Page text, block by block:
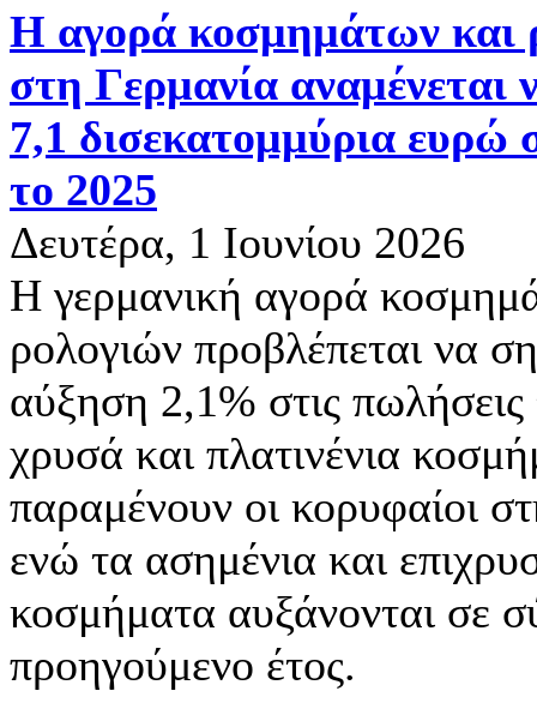
Η αγορά κοσμημάτων και
στη Γερμανία αναμένεται
7,1 δισεκατομμύρια ευρώ
το 2025
Δευτέρα, 1 Ιουνίου 2026
Η γερμανική αγορά
ρολογιών προβλέπεται να
αύξηση 2,1% στις
χρυσά και πλατινένια
παραμένουν οι κορυφαίοι
ενώ τα ασημένια και
κοσμήματα αυξάνονται σε
προηγούμενο έτος.